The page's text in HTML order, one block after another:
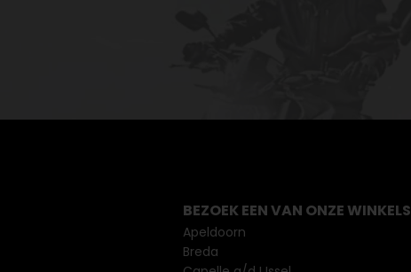
BEZOEK EEN VAN ONZE WINKELS
Apeldoorn
Breda